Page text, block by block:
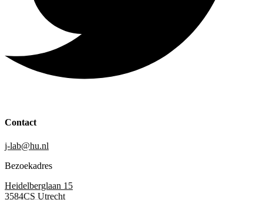
Contact
j-lab@hu.nl
Bezoekadres
Heidelberglaan 15
3584CS Utrecht